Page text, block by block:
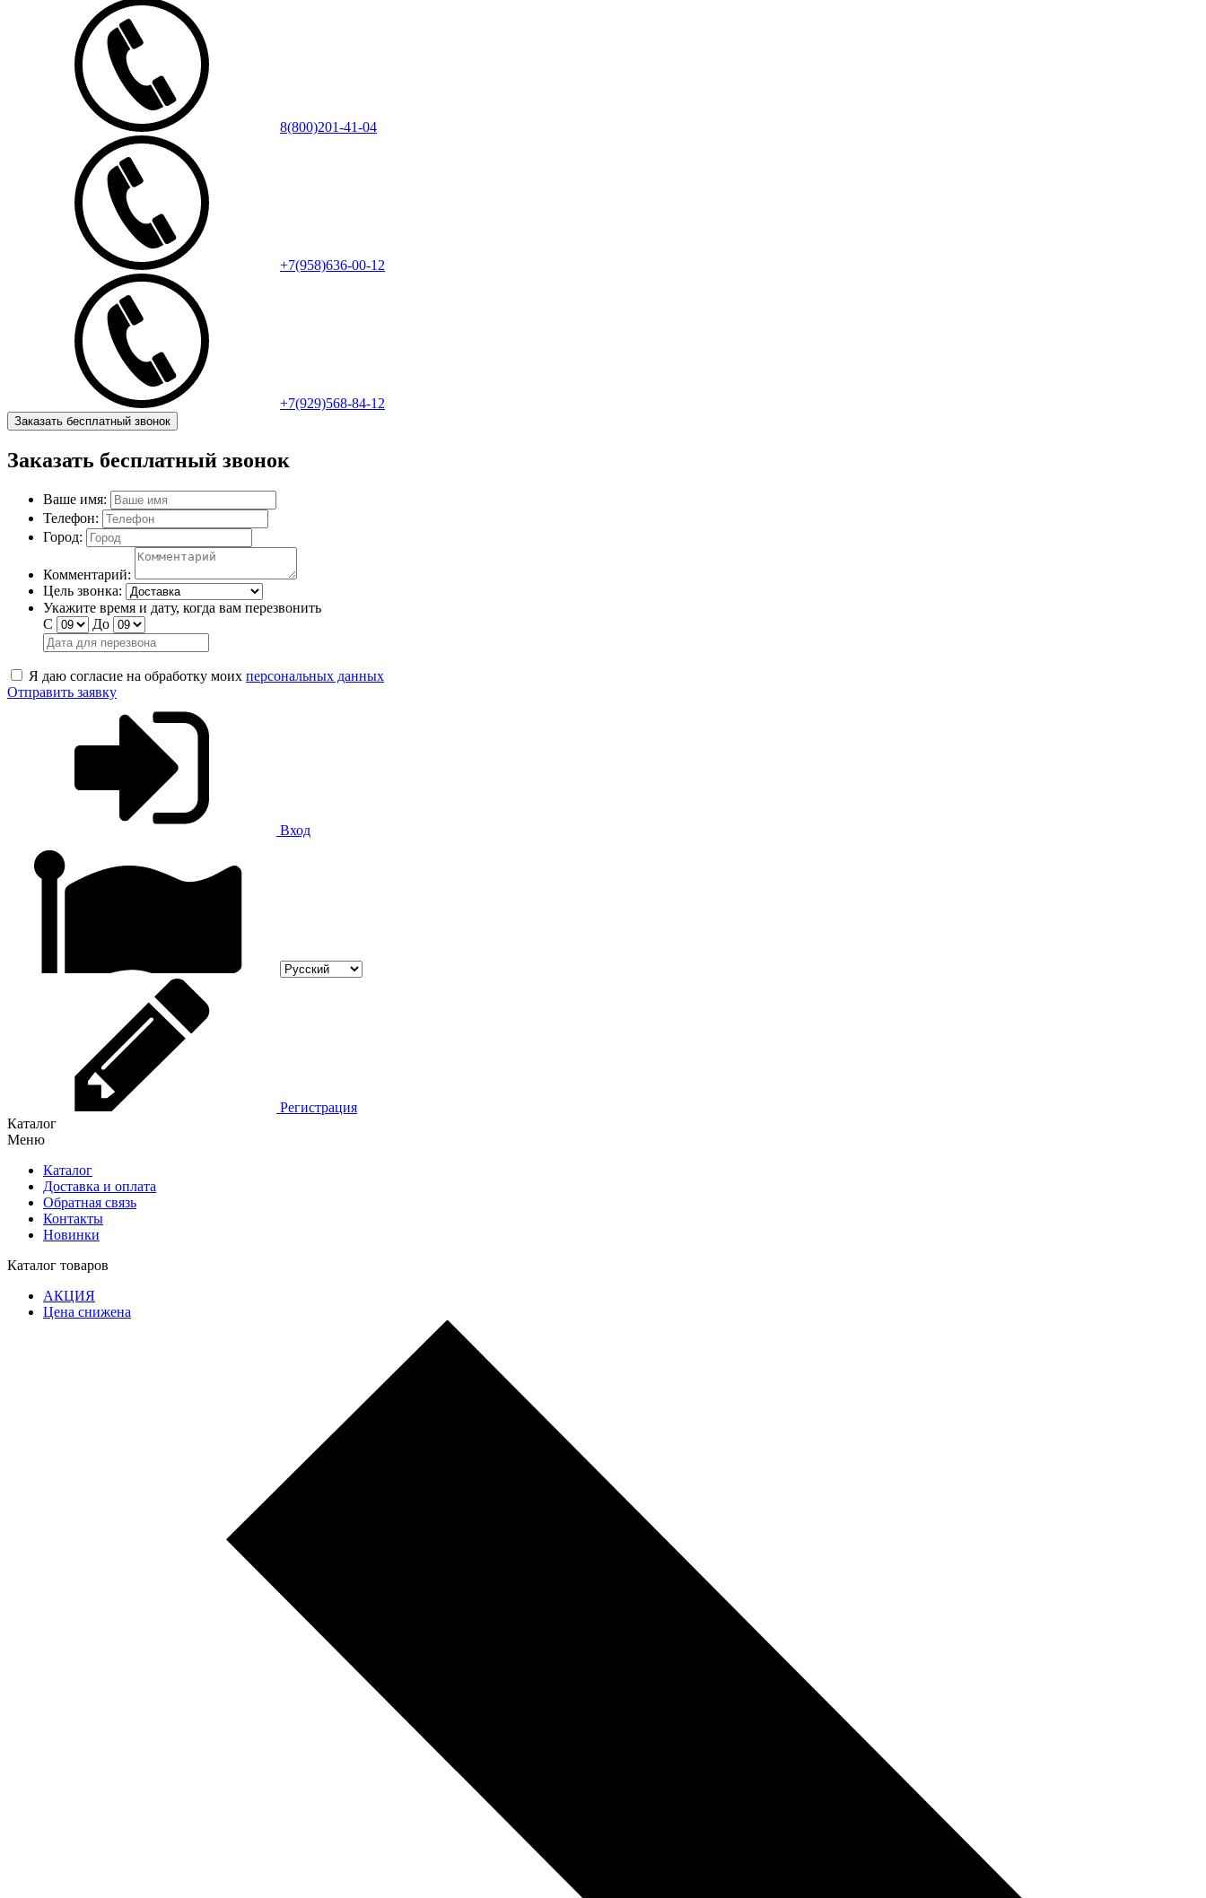
8(800)201-41-04
+7(958)636-00-12
+7(929)568-84-12
Заказать бесплатный звонок
Заказать бесплатный звонок
Ваше имя:
Телефон:
Город:
Комментарий:
Цель звонка:
Укажите время и дату, когда вам перезвонить
С
До
Я даю согласие на обработку моих персональных данных
Отправить заявку
Вход
Регистрация
Каталог
Меню
Каталог
Доставка и оплата
Обратная связь
Контакты
Новинки
Каталог товаров
АКЦИЯ
Цена снижена